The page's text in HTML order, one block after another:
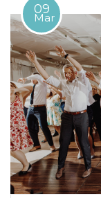
09
Mar